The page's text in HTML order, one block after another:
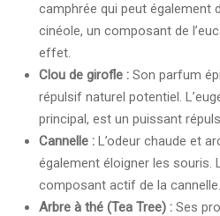
camphrée qui peut également
cinéole, un composant de
effet.
Clou de girofle : Son parfum
répulsif naturel potentiel.
principal, est un puissant
Cannelle : L’odeur chaude et
également éloigner les souris.
composant actif de la cannelle.
Arbre à thé (Tea Tree) : Ses